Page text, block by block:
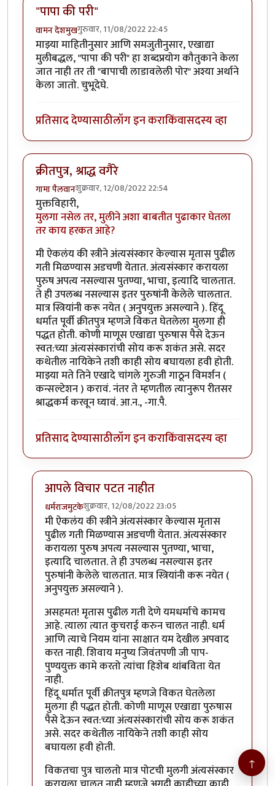
"पापा की परी"
वामन देशमुखगुरुवार, 11/08/2022 22:45
माझ्या माहितीनुसार आणि समजुतीनुसार, एखाद्या
मुलीबद्धल, "पापा की परी" हा शब्दप्रयोग कौतुकाने केला
जात नाही तर ती "बापाची लाडावलेली पोर" अश्या अर्थाने
केला जातो. चुभूदेघे.
प्रतिसाद देण्यासाठीलॉग इन कराकिंवासदस्य व्हा
क्रीतपुत्र, श्राद्ध वगैरे
गामा पैलवानशुक्रवार, 12/08/2022 22:54
मुक्तविहारी,
मुलगा नसेल तर, मुलीने अशा बाबतीत पुढाकार घेतला
तर काय हरकत आहे?
मी ऐकलंय की स्त्रीने अंत्यसंस्कार केल्यास मृतास पुढील
गती मिळण्यास अडचणी येतात. अंत्यसंस्कार करायला
पुरुष अपत्य नसल्यास पुतण्या, भाचा, इत्यादि चालतात.
ते ही उपलब्ध नसल्यास इतर पुरुषांनी केलेले चालतात.
मात्र स्त्रियांनी करू नयेत ( अनुपयुक्त असल्याने ). हिंदू
धर्मात पूर्वी क्रीतपुत्र म्हणजे विकत घेतलेला मुलगा ही
पद्धत होती. कोणी माणूस एखाद्या पुरुषास पैसे देऊन
स्वत:च्या अंत्यसंस्कारांची सोय करू शकंत असे. सदर
कथेतील नायिकेने तशी काही सोय बघायला हवी होती.
माझ्या मते तिने एखादे चांगले गुरुजी गाठून विमर्शन (
कन्सल्टेशन ) करावं. नंतर ते म्हणतील त्यानुरूप रीतसर
श्राद्धकर्म करवून घ्यावं. आ.न., -गा.पै.
प्रतिसाद देण्यासाठीलॉग इन कराकिंवासदस्य व्हा
आपले विचार पटत नाहीत
धर्मराजमुटकेशुक्रवार, 12/08/2022 23:05
In reply toक्रीतपुत्र, श्राद्ध वगैरेbyगामा पैलवान
मी ऐकलंय की स्त्रीने अंत्यसंस्कार केल्यास मृतास
पुढील गती मिळण्यास अडचणी येतात. अंत्यसंस्कार
करायला पुरुष अपत्य नसल्यास पुतण्या, भाचा,
इत्यादि चालतात. ते ही उपलब्ध नसल्यास इतर
पुरुषांनी केलेले चालतात. मात्र स्त्रियांनी करू नयेत (
अनुपयुक्त असल्याने ).
असहमत! मृतास पुढील गती देणे यमधर्माचे कामच
आहे. त्याला त्यात कुचराई करुन चालत नाही. धर्म
आणि त्याचे नियम यांना साक्षात यम देखील अपवाद
करत नाही. शिवाय मनुष्य जिवंतपणी जी पाप-
पुण्ययुक्त कामे करतो त्यांचा हिशेब थांबविता येत
नाही.
हिंदू धर्मात पूर्वी क्रीतपुत्र म्हणजे विकत घेतलेला
मुलगा ही पद्धत होती. कोणी माणूस एखाद्या पुरुषास
पैसे देऊन स्वत:च्या अंत्यसंस्कारांची सोय करू शकंत
असे. सदर कथेतील नायिकेने तशी काही सोय
बघायला हवी होती.
विकतचा पुत्र चालतो मात्र पोटची मुलगी अंत्यसंस्कार
↑